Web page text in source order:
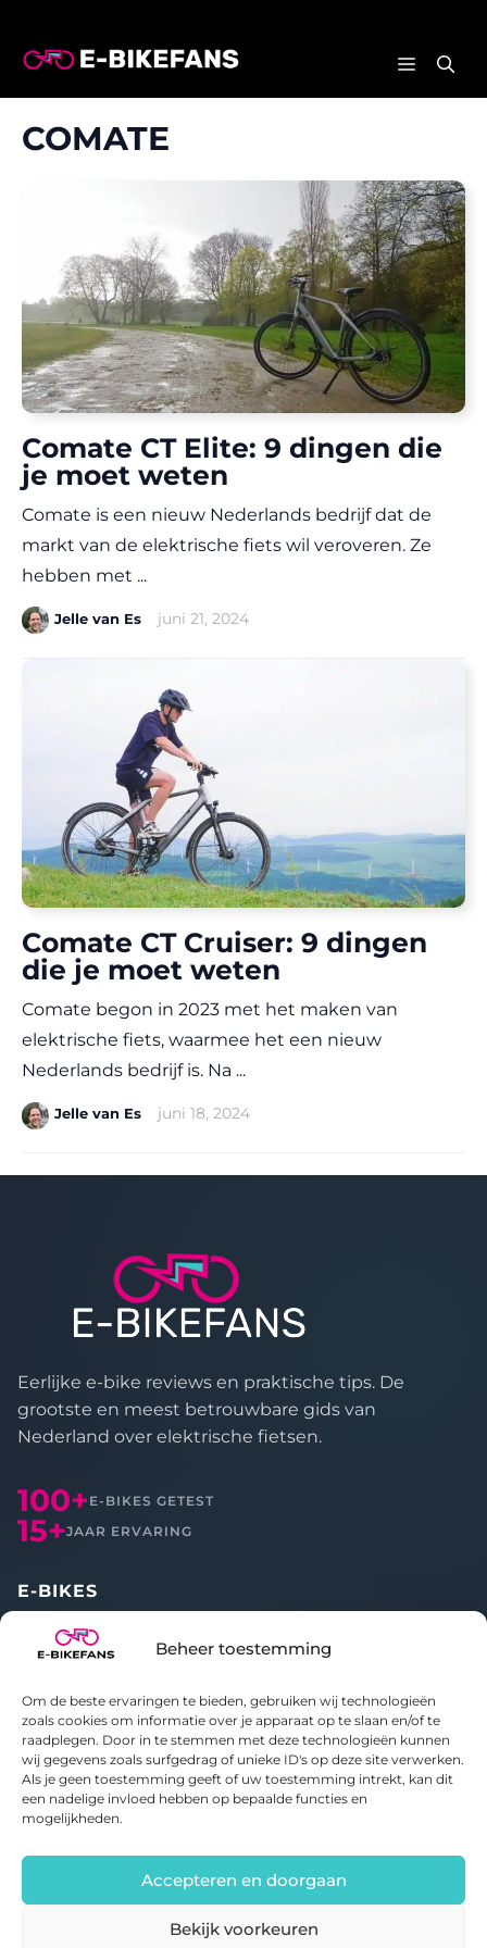
Beheer toestemming
Om de beste ervaringen te bieden, gebruiken wij technologieën
zoals cookies om informatie over je apparaat op te slaan en/of te
raadplegen. Door in te stemmen met deze technologieën kunnen
wij gegevens zoals surfgedrag of unieke ID's op deze site verwerken.
Als je geen toestemming geeft of uw toestemming intrekt, kan dit
een nadelige invloed hebben op bepaalde functies en
mogelijkheden.
Accepteren en doorgaan
Bekijk voorkeuren
naar
MENU
COMATE
Comate CT Elite: 9 dingen die
je moet weten
Comate is een nieuw Nederlands bedrijf dat de
markt van de elektrische fiets wil veroveren. Ze
hebben met ...
Jelle van Es juni 21, 2024
Comate CT Cruiser: 9 dingen
die je moet weten
Comate begon in 2023 met het maken van
elektrische fiets, waarmee het een nieuw
Nederlands bedrijf is. Na ...
Jelle van Es juni 18, 2024
Eerlijke e-bike reviews en praktische tips. De
grootste en meest betrouwbare gids van
Nederland over elektrische fietsen.
100+ E-BIKES GETEST
15+JAAR ERVARING
E-BIKES
Alle reviews
Vergelijken
OVER ONS
Over E-bikefans
Contact
Privacybeleid